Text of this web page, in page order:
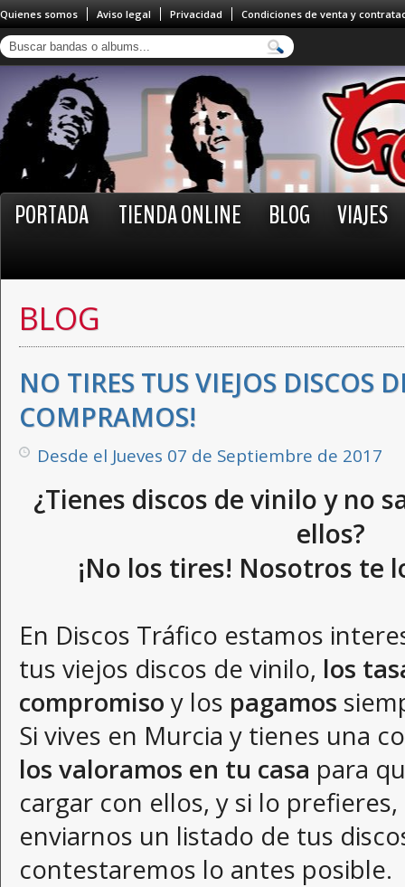
Quienes somos Aviso legal Privacidad Condiciones de venta y
PORTADA TIENDA ONLINE BLOG VIAJES
BLOG
NO TIRES TUS VIEJOS DISCOS
COMPRAMOS!
Desde el Jueves 07 de Septiembre de 2017
¿Tienes discos de vinilo y no
ellos?
¡No los tires! Nosotros te
En Discos Tráfico estamos
tus viejos discos de vinilo, los
compromiso y los pagamos
Si vives en Murcia y tienes una
los valoramos en tu casa para
cargar con ellos, y si lo
enviarnos un listado de tus
contestaremos lo antes posible.